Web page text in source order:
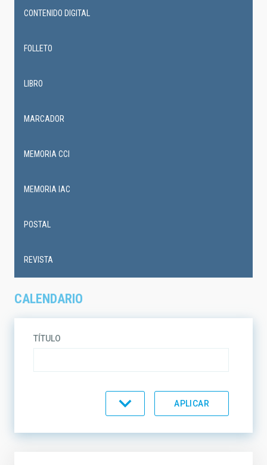
CALENDARIO
TÍTULO
CONTENIDO DIGITAL
FOLLETO
LIBRO
MARCADOR
MEMORIA CCI
MEMORIA IAC
POSTAL
REVISTA